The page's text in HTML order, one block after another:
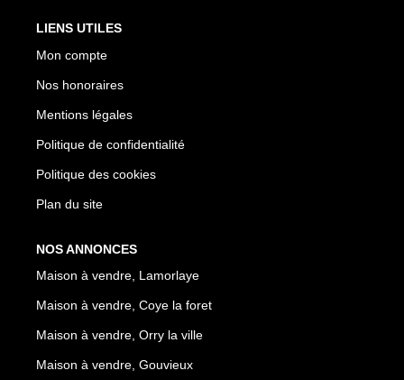
LIENS UTILES
Mon compte
Nos honoraires
Mentions légales
Politique de confidentialité
Politique des cookies
Plan du site
NOS ANNONCES
Maison à vendre, Lamorlaye
Maison à vendre, Coye la foret
Maison à vendre, Orry la ville
Maison à vendre, Gouvieux